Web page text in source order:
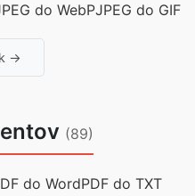
do WebPJPEG do GIF
→
(89)
do WordPDF do TXT